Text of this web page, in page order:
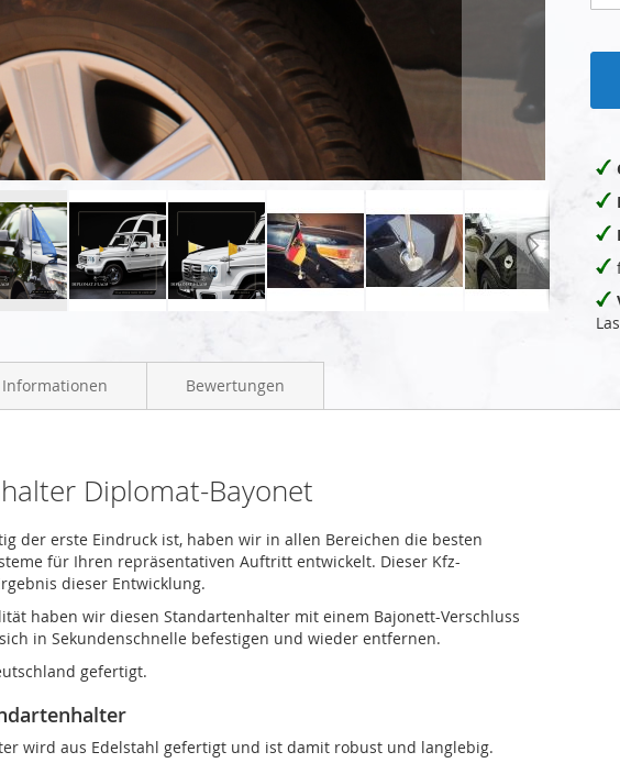
Diplomat-Bayonet
der erste Eindruck ist, haben wir in allen Bereichen die besten
für Ihren repräsentativen Auftritt entwickelt. Dieser Kfz-
dieser Entwicklung.
haben wir diesen Standartenhalter mit einem Bajonett-Verschluss
in Sekundenschnelle befestigen und wieder entfernen.
gefertigt.
wird aus Edelstahl gefertigt und ist damit robust und langlebig.
Bewertungen